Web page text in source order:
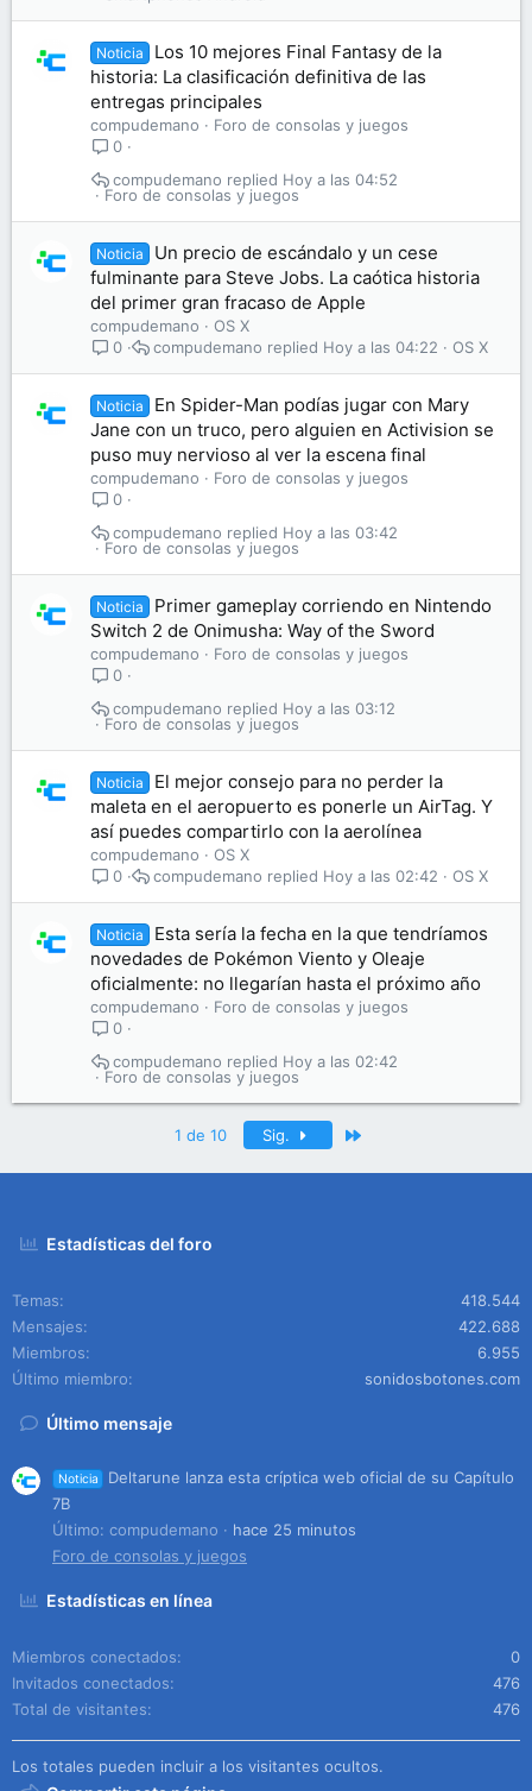
Noticia
Los 10 mejores Final Fantasy de la
historia: La clasificación definitiva de las
entregas principales
compudemano
Foro de consolas y juegos
0
Foro de consolas y juegos
Hoy a las 04:52
compudemano
Noticia
Un precio de escándalo y un cese
fulminante para Steve Jobs. La caótica historia
del primer gran fracaso de Apple
compudemano
OS X
0
OS X
Hoy a las 04:22
compudemano
Noticia
En Spider-Man podías jugar con Mary
Jane con un truco, pero alguien en Activision se
puso muy nervioso al ver la escena final
compudemano
Foro de consolas y juegos
0
Foro de consolas y juegos
Hoy a las 03:42
compudemano
Noticia
Primer gameplay corriendo en Nintendo
Switch 2 de Onimusha: Way of the Sword
compudemano
Foro de consolas y juegos
0
Foro de consolas y juegos
Hoy a las 03:12
compudemano
Noticia
El mejor consejo para no perder la
maleta en el aeropuerto es ponerle un AirTag. Y
así puedes compartirlo con la aerolínea
compudemano
OS X
0
OS X
Hoy a las 02:42
compudemano
Noticia
Esta sería la fecha en la que tendríamos
novedades de Pokémon Viento y Oleaje
oficialmente: no llegarían hasta el próximo año
compudemano
Foro de consolas y juegos
0
Foro de consolas y juegos
Hoy a las 02:42
compudemano
1 de 10 Sig.
Estadísticas del foro
Temas
418.544
Mensajes
422.688
Miembros
6.955
Último miembro
sonidosbotones.com
Último mensaje
Noticia
Deltarune lanza esta críptica web oficial de su Capítulo
7B
Último: compudemano
hace 25 minutos
Foro de consolas y juegos
Estadísticas en línea
Miembros conectados
0
Invitados conectados
476
Total de visitantes
476
Los totales pueden incluir a los visitantes ocultos.